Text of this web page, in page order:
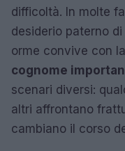
difficoltà. In molte
desiderio paterno
orme convive con
cognome
scenari diversi:
altri affrontano
cambiano il corso